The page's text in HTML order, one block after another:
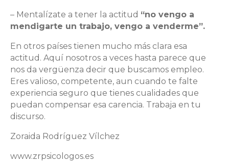
– Mentalízate a tener la actitud “no vengo a
mendigarte un trabajo, vengo a venderme”.
En otros países tienen mucho más clara esa
actitud. Aquí nosotros a veces hasta parece que
nos da vergüenza decir que buscamos empleo.
Eres valioso, competente, aun cuando te falte
experiencia seguro que tienes cualidades que
puedan compensar esa carencia. Trabaja en tu
discurso.
Zoraida Rodríguez Vílchez
www.zrpsicologos.es